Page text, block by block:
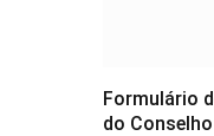
Formulário
do